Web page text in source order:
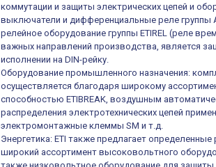
коммутации и защиты электрических цепей и
выключатели и дифференциальные реле группы
релейное оборудование группы ETIREL (реле
важных направлений производства, является
исполнении на DIN-рейку.
Оборудование промышленного назначения:
осуществляется благодаря широкому
способностью ETIBREAK, воздушным
распределения электротехнических цепей
электромонтажные клеммы SM и т.д.
Энергетика: ETI также предлагает
широкий ассортимент высоковольтного